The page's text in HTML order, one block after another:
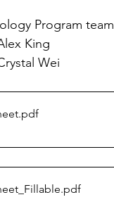
Program team
Liang				Crystal Wei
.pdf
.pdf